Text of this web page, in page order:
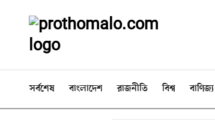
সর্বশেষ বাংলাদেশ রাজনীতি বিশ্ব বাণিজ্য